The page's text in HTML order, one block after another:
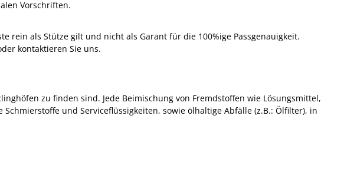
Vorschriften.
rein als Stütze gilt und nicht als Garant für die 100%ige Passgenauigkeit.
kontaktieren Sie uns.
zu finden sind. Jede Beimischung von Fremdstoffen wie Lösungsmittel,
und Serviceflüssigkeiten, sowie ölhaltige Abfälle (z.B.: Ölfilter), in